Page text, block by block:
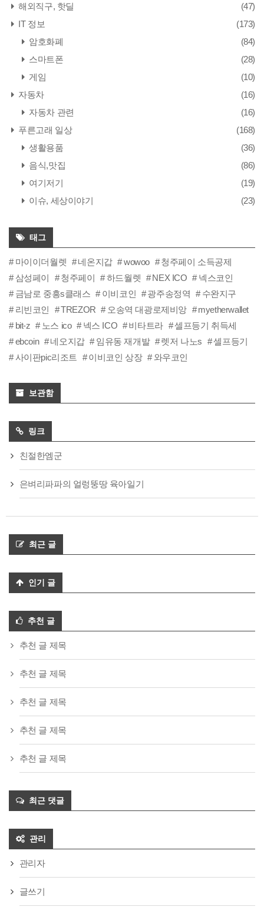
해외직구, 핫딜
(47)
IT 정보
(173)
암호화폐
(84)
스마트폰
(28)
게임
(10)
자동차
(16)
자동차 관련
(16)
푸른고래 일상
(168)
생활용품
(36)
음식,맛집
(86)
여기저기
(19)
이슈, 세상이야기
(23)
태그
마이이더월렛 네온지갑 wowoo
청주페이 소득공제
삼성페이
청주페이 하드월렛 NEX ICO
넥스코인
금남로 중흥s클래스
이비코인 광주송정역
수완지구
리빈코인
TREZOR 오송역 대광로제비앙
myetherwallet
bit-z
노스 ico 넥스 ICO 비타트라
셀프등기 취득세
ebcoin
네오지갑 임유동 재개발 렛저 나노s
셀프등기
사이판pic리조트
이비코인 상장 와우코인
보관함
링크
친절한엠군
은벼리파파의 얼렁뚱땅 육아일기
최근 글
인기 글
추천 글
추천 글 제목
추천 글 제목
추천 글 제목
추천 글 제목
추천 글 제목
최근 댓글
관리
관리자
글쓰기